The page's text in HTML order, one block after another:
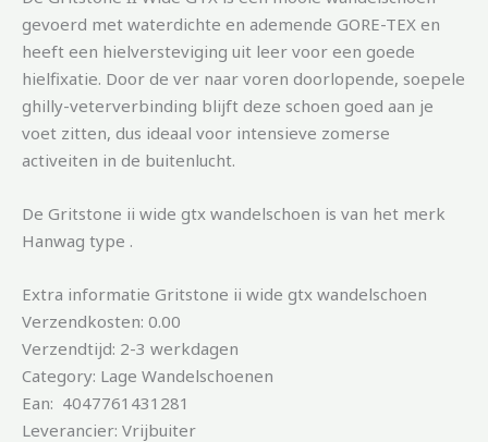
gevoerd met waterdichte en ademende GORE-TEX en
heeft een hielversteviging uit leer voor een goede
hielfixatie. Door de ver naar voren doorlopende, soepele
ghilly-veterverbinding blijft deze schoen goed aan je
voet zitten, dus ideaal voor intensieve zomerse
activeiten in de buitenlucht.
De Gritstone ii wide gtx wandelschoen is van het merk
Hanwag type .
Extra informatie Gritstone ii wide gtx wandelschoen
Verzendkosten: 0.00
Verzendtijd: 2-3 werkdagen
Category: Lage Wandelschoenen
Ean: 4047761431281
Leverancier: Vrijbuiter